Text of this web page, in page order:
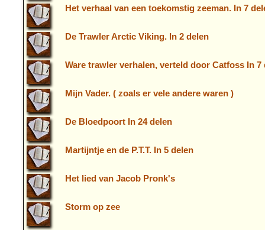
Het verhaal van een toekomstig zeeman. In 7
De Trawler Arctic Viking. In 2 delen
Ware trawler verhalen, verteld door Catfoss In 7
Mijn Vader. ( zoals er vele andere waren )
De Bloedpoort In 24 delen
Martijntje en de P.T.T. In 5 delen
Het lied van Jacob Pronk's
Storm op zee